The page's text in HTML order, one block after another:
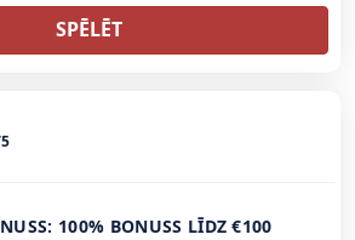
SPĒLĒT
100% BONUSS LĪDZ €100